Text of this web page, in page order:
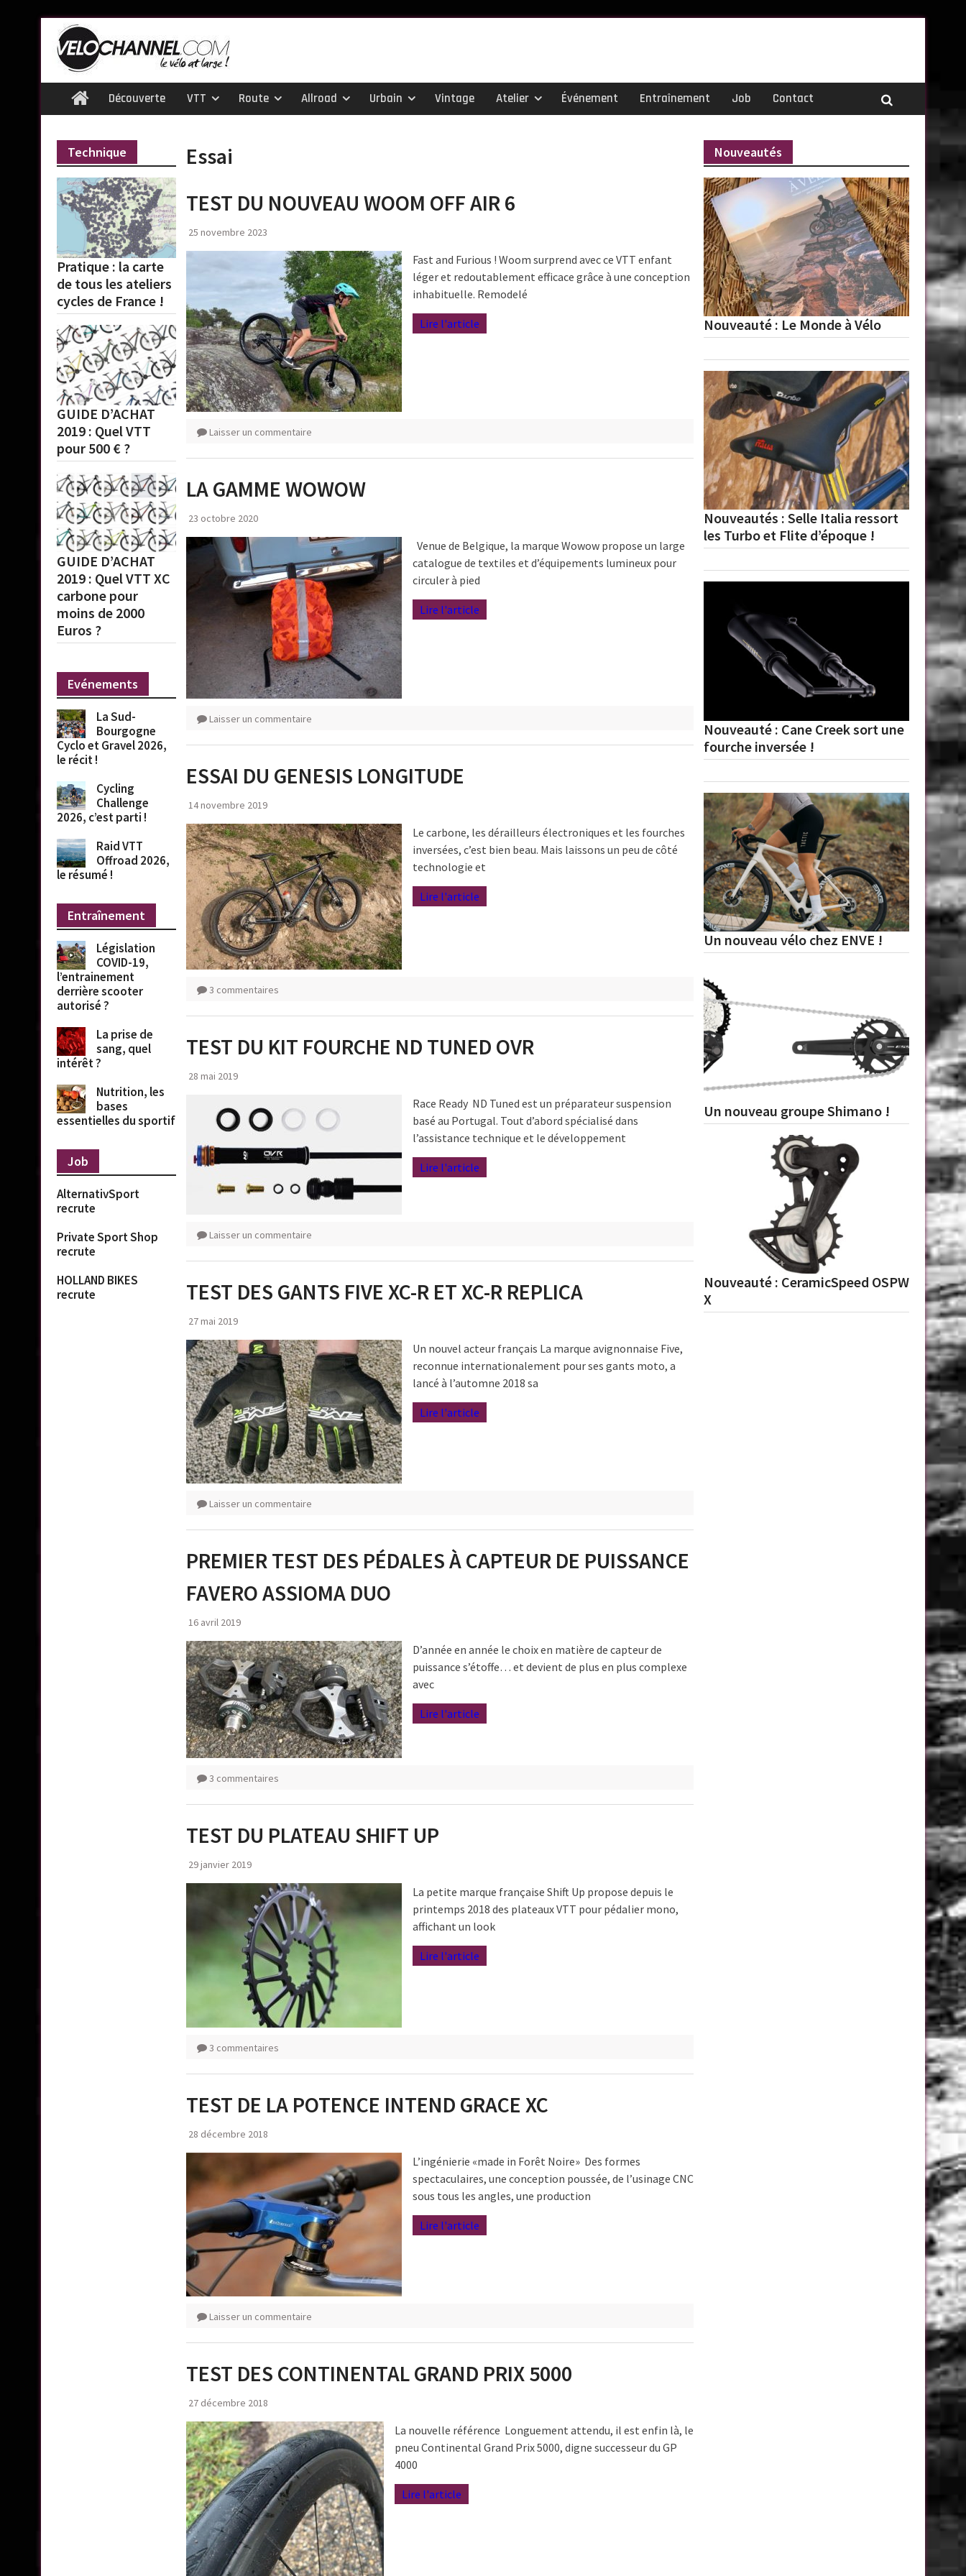
content
HomeDécouverte VTT Route Allroad Urbain Vintage Atelier Événement Entraînement Job Contact
Essai
TEST DU NOUVEAU WOOM OFF AIR 6
25 novembre 2023
Fast and Furious ! Woom surprend avec ce VTT enfant
léger et redoutablement efficace grâce à une conception
inhabituelle. Remodelé
Lire l'article
Laisser un commentaire
LA GAMME WOWOW
23 octobre 2020
Venue de Belgique, la marque Wowow propose un large
catalogue de textiles et d’équipements lumineux pour
circuler à pied
Lire l'article
Laisser un commentaire
ESSAI DU GENESIS LONGITUDE
14 novembre 2019
Le carbone, les dérailleurs électroniques et les fourches
inversées, c’est bien beau. Mais laissons un peu de côté
technologie et
Lire l'article
3 commentaires
TEST DU KIT FOURCHE ND TUNED OVR
28 mai 2019
Race Ready ND Tuned est un préparateur suspension
basé au Portugal. Tout d’abord spécialisé dans
l’assistance technique et le développement
Lire l'article
Laisser un commentaire
TEST DES GANTS FIVE XC-R ET XC-R REPLICA
27 mai 2019
Un nouvel acteur français La marque avignonnaise Five,
reconnue internationalement pour ses gants moto, a
lancé à l’automne 2018 sa
Lire l'article
Laisser un commentaire
PREMIER TEST DES PÉDALES À CAPTEUR DE PUISSANCE
FAVERO ASSIOMA DUO
16 avril 2019
D’année en année le choix en matière de capteur de
puissance s’étoffe… et devient de plus en plus complexe
avec
Lire l'article
3 commentaires
TEST DU PLATEAU SHIFT UP
29 janvier 2019
La petite marque française Shift Up propose depuis le
printemps 2018 des plateaux VTT pour pédalier mono,
affichant un look
Lire l'article
3 commentaires
TEST DE LA POTENCE INTEND GRACE XC
28 décembre 2018
L’ingénierie «made in Forêt Noire» Des formes
spectaculaires, une conception poussée, de l’usinage CNC
sous tous les angles, une production
Lire l'article
Laisser un commentaire
TEST DES CONTINENTAL GRAND PRIX 5000
27 décembre 2018
La nouvelle référence Longuement attendu, il est enfin là, le
pneu Continental Grand Prix 5000, digne successeur du GP
4000
Lire l'article
Technique
Pratique : la carte
de tous les ateliers
cycles de France !
GUIDE D’ACHAT
2019 : Quel VTT
pour 500 € ?
GUIDE D’ACHAT
2019 : Quel VTT XC
carbone pour
moins de 2000
Euros ?
Evénements
La Sud-
Bourgogne
Cyclo et Gravel 2026,
le récit !
Cycling
Challenge
2026, c’est parti !
Raid VTT
Offroad 2026,
le résumé !
Entraînement
Législation
COVID-19,
l’entrainement
derrière scooter
autorisé ?
La prise de
sang, quel
intérêt ?
Nutrition, les
bases
essentielles du sportif
Job
AlternativSport
recrute
Private Sport Shop
recrute
HOLLAND BIKES
recrute
Nouveautés
Nouveauté : Le Monde à Vélo
Nouveautés : Selle Italia ressort
les Turbo et Flite d’époque !
Nouveauté : Cane Creek sort une
fourche inversée !
Un nouveau vélo chez ENVE !
Un nouveau groupe Shimano !
Nouveauté : CeramicSpeed OSPW
X